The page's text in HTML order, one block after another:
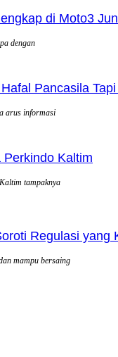
di Moto3
dengan
Pancasila
arus informasi
Perkindo Kaltim
tampaknya
Regulasi yang
mampu bersaing